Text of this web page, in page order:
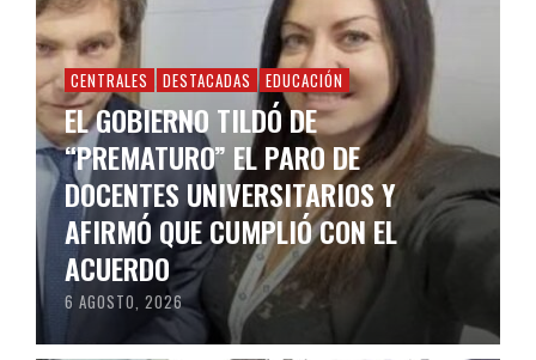
CENTRALES DESTACADAS EDUCACIÓN
EL GOBIERNO TILDÓ DE
“PREMATURO” EL PARO DE
DOCENTES UNIVERSITARIOS Y
AFIRMÓ QUE CUMPLIÓ CON EL
ACUERDO
6 AGOSTO, 2026